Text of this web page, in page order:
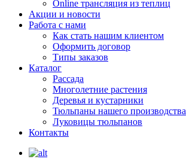
Online трансляция из теплиц
Акции и новости
Работа с нами
Как стать нашим клиентом
Оформить договор
Типы заказов
Каталог
Рассада
Многолетние растения
Деревья и кустарники
Тюльпаны нашего производства
Луковицы тюльпанов
Контакты